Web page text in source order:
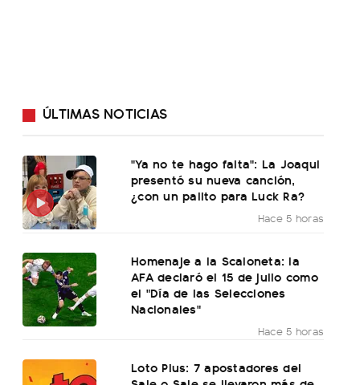
ÚLTIMAS NOTICIAS
"Ya no te hago falta": La Joaqui
presentó su nueva canción,
¿con un palito para Luck Ra?
Hace 5 horas
Homenaje a la Scaloneta: la
AFA declaró el 15 de julio como
el "Día de las Selecciones
Nacionales"
Hace 5 horas
Loto Plus: 7 apostadores del